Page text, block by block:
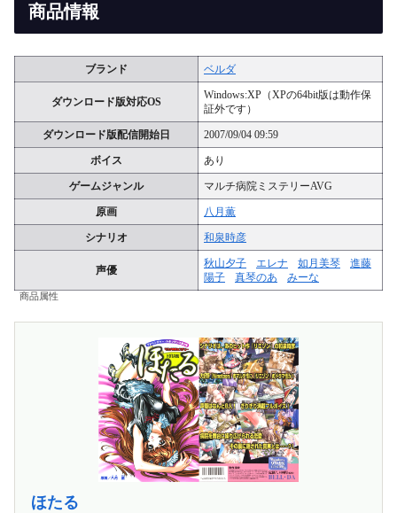
商品情報
ブランド ベルダ
ダウンロード版対応OS
Windows:XP（XPの64bit版は動作保
証外です）
ダウンロード版配信開始日 2007/09/04 09:59
ボイス あり
ゲームジャンル マルチ病院ミステリーAVG
原画 八月薫
シナリオ 和泉時彦
声優
秋山夕子 エレナ 如月美琴
進藤
陽子
真琴のあ みーな
商品属性
ほたる